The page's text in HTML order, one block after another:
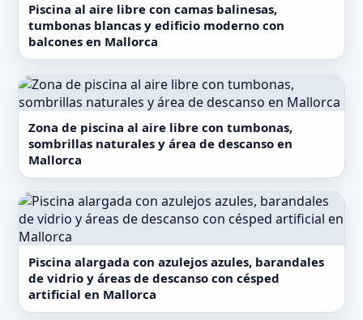
Piscina al aire libre con camas balinesas,
tumbonas blancas y edificio moderno con
balcones en Mallorca
Zona de piscina al aire libre con tumbonas,
sombrillas naturales y área de descanso en
Mallorca
Piscina alargada con azulejos azules, barandales
de vidrio y áreas de descanso con césped
artificial en Mallorca